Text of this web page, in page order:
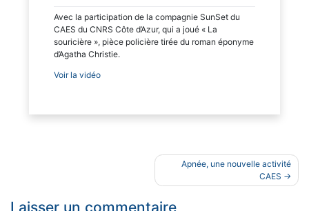
​Avec la participation de la compagnie SunSet du
CAES du CNRS Côte d’Azur, qui a joué « La
souricière », pièce policière tirée du roman éponyme
d’Agatha Christie.
Voir la vidéo
Apnée, une nouvelle activité
CAES
Laisser un commentaire